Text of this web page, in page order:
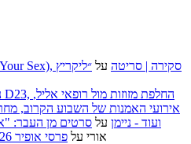
״בוסית בהפרעה״ (I Want Your Sex), סקירה | סריטה על ״ליקריץ
אירועי האמנות של השבוע הקרוב,
ועוד - ניימן על סרטים מן העבר:
אורי על פרסי אופיר 2026: המועמדים והמועמדות